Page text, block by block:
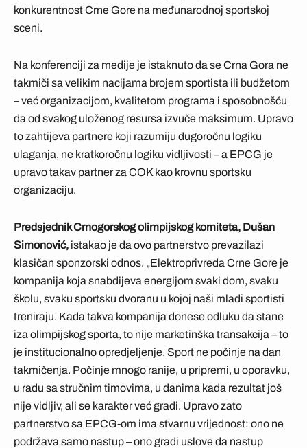
konkurentnost Crne Gore na međunarodnoj sportskoj
sceni.
Na konferenciji za medije je istaknuto da se Crna Gora ne
takmiči sa velikim nacijama brojem sportista ili budžetom
– već organizacijom, kvalitetom programa i sposobnošću
da od svakog uloženog resursa izvuče maksimum. Upravo
to zahtijeva partnere koji razumiju dugoročnu logiku
ulaganja, ne kratkoročnu logiku vidljivosti – a EPCG je
upravo takav partner za COK kao krovnu sportsku
organizaciju.
Predsjednik Crnogorskog olimpijskog komiteta, Dušan
Simonović, istakao je da ovo partnerstvo prevazilazi
klasičan sponzorski odnos. „Elektroprivreda Crne Gore je
kompanija koja snabdijeva energijom svaki dom, svaku
školu, svaku sportsku dvoranu u kojoj naši mladi sportisti
treniraju. Kada takva kompanija donese odluku da stane
iza olimpijskog sporta, to nije marketinška transakcija – to
je institucionalno opredjeljenje. Sport ne počinje na dan
takmičenja. Počinje mnogo ranije, u pripremi, u oporavku,
u radu sa stručnim timovima, u danima kada rezultat još
nije vidljiv, ali se karakter već gradi. Upravo zato
partnerstvo sa EPCG-om ima stvarnu vrijednost: ono ne
podržava samo nastup – ono gradi uslove da nastup